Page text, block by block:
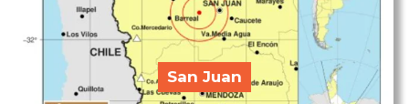
San Juan